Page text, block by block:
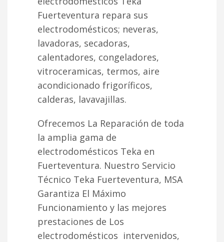
Fuerteventura repara sus
electrodomésticos; neveras,
lavadoras, secadoras,
calentadores, congeladores,
vitroceramicas, termos, aire
acondicionado frigoríficos,
calderas, lavavajillas.
Ofrecemos La Reparación de toda
la amplia gama de
electrodomésticos Teka en
Fuerteventura. Nuestro Servicio
Técnico Teka Fuerteventura, MSA
Garantiza El Máximo
Funcionamiento y las mejores
prestaciones de Los
electrodomésticos intervenidos,